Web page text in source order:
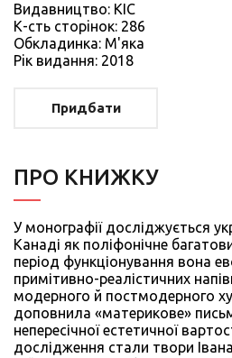
Видавництво: КІС
К-сть сторiнок: 286
Обкладинка: М'яка
Рiк видання: 2018
Придбати
ПРО КНИЖКУ
У монографії досліджується
Канаді як поліфонічне
період функціонування вона
примітивно-реалістичних
модерного й постмодерного
доповнила «материкове»
непересічної естетичної
дослідження стали твори